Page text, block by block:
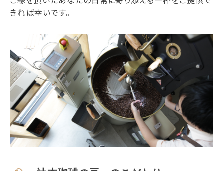
きれば幸いです。